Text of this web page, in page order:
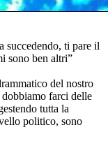
succedendo, ti pare il
sono ben altri”
del nostro
dobbiamo farci delle
tutta la
politico, sono